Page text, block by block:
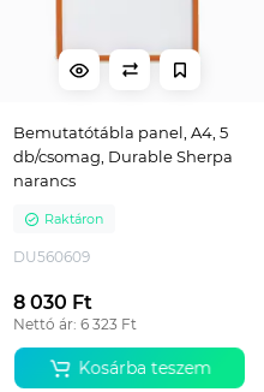
Bemutatótábla panel, A4, 5
db/csomag, Durable Sherpa
narancs
Raktáron
DU560609
8 030 Ft
Nettó ár: 6 323 Ft
Kosárba teszem